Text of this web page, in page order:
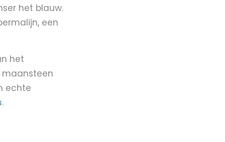
het blauw.
een
het
maansteen
echte
.